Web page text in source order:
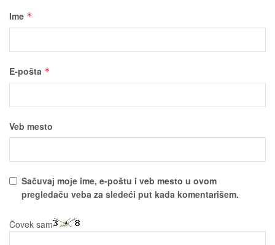
Ime *
E-pošta *
Veb mesto
Sačuvaј moјe ime, e-poštu i veb mesto u ovom
pregledaču veba za sledeći put kada komentarišem.
Čovek sam